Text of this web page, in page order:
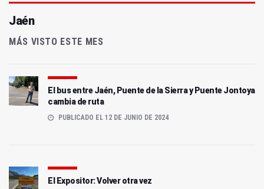
Jaén
MÁS VISTO ESTE MES
El bus entre Jaén, Puente de la Sierra y Puente Jontoya
cambia de ruta
PUBLICADO EL 12 DE JUNIO DE 2024
El Expositor: Volver otra vez